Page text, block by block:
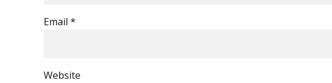
Email *
Website